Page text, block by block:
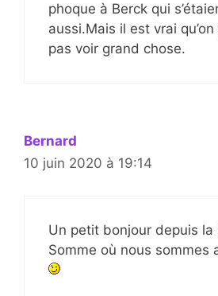
phoque à Berck qui
aussi.Mais il est vrai
pas voir grand chose.
Bernard
10 juin 2020 à 19:14
Un petit bonjour depuis la
Somme où nous sommes